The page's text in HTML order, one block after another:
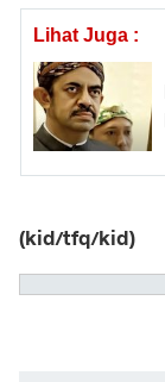
Lihat Juga :
(kid/tfq/kid)